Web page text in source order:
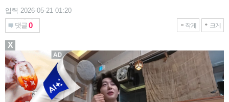
입력 2026-05-21 01:20
댓글 0 작게 크게
X